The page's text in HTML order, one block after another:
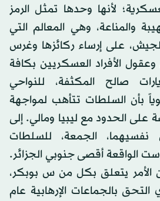
لأنها وحدها تمثل الرمز
والمناعة، وهي المعالم التي
للجيش، على إرساء ركائزها وغرس
الأفراد العسكريين بكافة
صالح المكثفة، للنواحي
بأن السلطات تتأهب لمواجهة
على الحدود مع ليبيا ومالي. إلى
نفسيهما، الجمعة، للسلطات
الواقعة أقصى جنوبي الجزائر.
إن الأمر يتعلق بكل من س بوبكر،
التحق بالجماعات الإرهابية عام